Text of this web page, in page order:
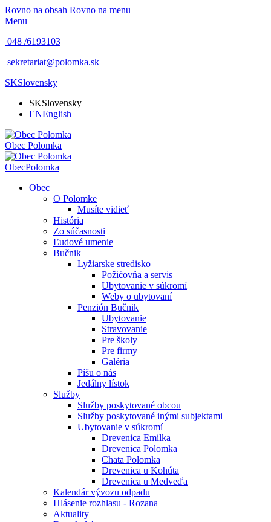
Rovno na obsah Rovno na menu
Menu
048 /6193103
sekretariat@polomka.sk
SKSlovensky
SKSlovensky
ENEnglish
Obec Polomka
ObecPolomka
Obec
O Polomke
Musíte vidieť
História
Zo súčasnosti
Ľudové umenie
Bučnik
Lyžiarske stredisko
Požičovňa a servis
Ubytovanie v súkromí
Weby o ubytovaní
Penzión Bučnik
Ubytovanie
Stravovanie
Pre školy
Pre firmy
Galéria
Píšu o nás
Jedálny lístok
Služby
Služby poskytované obcou
Služby poskytované inými subjektami
Ubytovanie v súkromí
Drevenica Emilka
Drevenica Polomka
Chata Polomka
Drevenica u Kohúta
Drevenica u Medveďa
Kalendár vývozu odpadu
Hlásenie rozhlasu - Rozana
Aktuality